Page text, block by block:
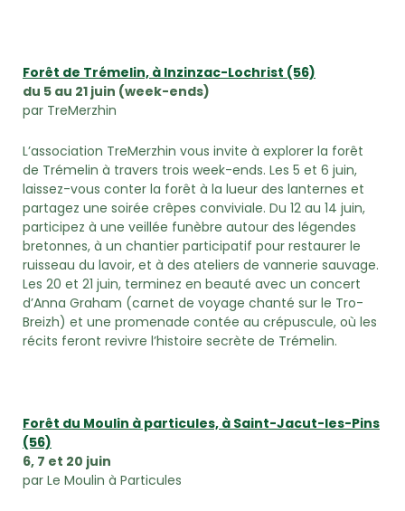
Forêt de Trémelin, à Inzinzac-Lochrist (56)
du 5 au 21 juin (week-ends)
par TreMerzhin
L’association TreMerzhin vous invite à explorer la forêt
de Trémelin à travers trois week-ends. Les 5 et 6 juin,
laissez-vous conter la forêt à la lueur des lanternes et
partagez une soirée crêpes conviviale. Du 12 au 14 juin,
participez à une veillée funèbre autour des légendes
bretonnes, à un chantier participatif pour restaurer le
ruisseau du lavoir, et à des ateliers de vannerie sauvage.
Les 20 et 21 juin, terminez en beauté avec un concert
d’Anna Graham (carnet de voyage chanté sur le Tro-
Breizh) et une promenade contée au crépuscule, où les
récits feront revivre l’histoire secrète de Trémelin.
Forêt du Moulin à particules, à Saint-Jacut-les-Pins
(56)
6, 7 et 20 juin
par Le Moulin à Particules